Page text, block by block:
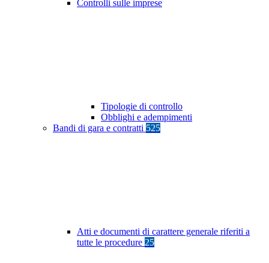
Controlli sulle imprese
Tipologie di controllo
Obblighi e adempimenti
Bandi di gara e contratti 525
Atti e documenti di carattere generale riferiti a
tutte le procedure 25